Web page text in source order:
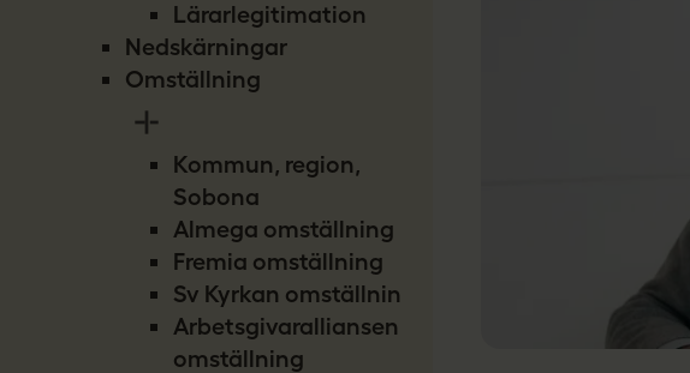
Lärarlegitimation
Nedskärningar
Omställning
Kommun, region,
Sobona
Almega omställning
Fremia omställning
Sv Kyrkan omställning
Arbetsgivaralliansen
omställning